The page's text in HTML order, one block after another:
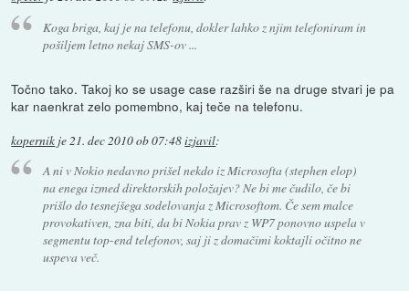
Koga briga, kaj je na telefonu, dokler lahko z njim telefoniram in
pošiljem letno nekaj SMS-ov ...
Točno tako. Takoj ko se usage case razširi še na druge stvari je pa
kar naenkrat zelo pomembno, kaj teče na telefonu.
kopernik je21. dec 2010 ob 07:48izjavil:
A ni v Nokio nedavno prišel nekdo iz Microsofta (stephen elop)
na enega izmed direktorskih položajev? Ne bi me čudilo, če bi
prišlo do tesnejšega sodelovanja z Microsoftom. Če sem malce
provokativen, zna biti, da bi Nokia prav z WP7 ponovno uspela v
segmentu top-end telefonov, saj ji z domačimi koktajli očitno ne
uspeva več.